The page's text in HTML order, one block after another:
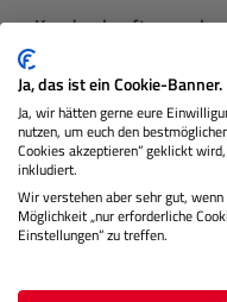
Produktgalerie
Kunden kauften auch
Ja, das ist ein Cookie-Banner.
Ja, wir hätten gerne eure
nutzen, um euch den
Cookies akzeptieren“ geklickt
inkludiert.
Wir verstehen aber sehr gut,
Möglichkeit „nur erforderliche
Einstellungen“ zu treffen.